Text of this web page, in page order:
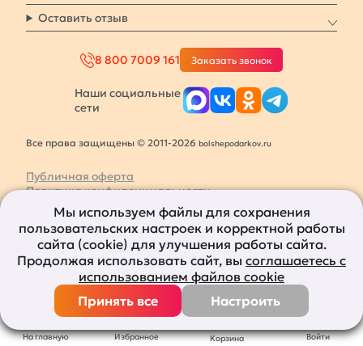
На главную Избранное Корзина Войти
Оставить отзыв
8 800 7009 161 Заказать звонок
Наши социальные
сети
Все права защищены © 2011-2026bolshepodarkov.ru
Публичная оферта
Политика конфиденциальности
Согласие на рекламную рассылку
Согласие на обработку персональных данных
Мы используем файлы для сохранения
пользовательских настроек и корректной работы
сайта (cookie) для улучшения работы сайта.
Продолжая использовать сайт, вы соглашаетесь с
использованием файлов cookie
Принять все
Настроить